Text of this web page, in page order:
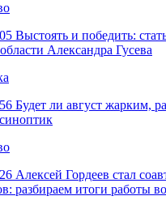
Выстоять и победить:
Александра Гусева
Будет ли август жарким,
Алексей Гордеев стал
разбираем итоги работы